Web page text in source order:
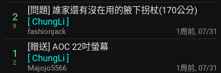
2
9
[問題] 誰家還有沒在用的腋下拐杖(170公分)
[ ChungLi ]
fashionjack 1周前, 07/31
1
2
[贈送] AOC 22吋螢幕
[ ChungLi ]
Majojo5566 1周前, 07/31